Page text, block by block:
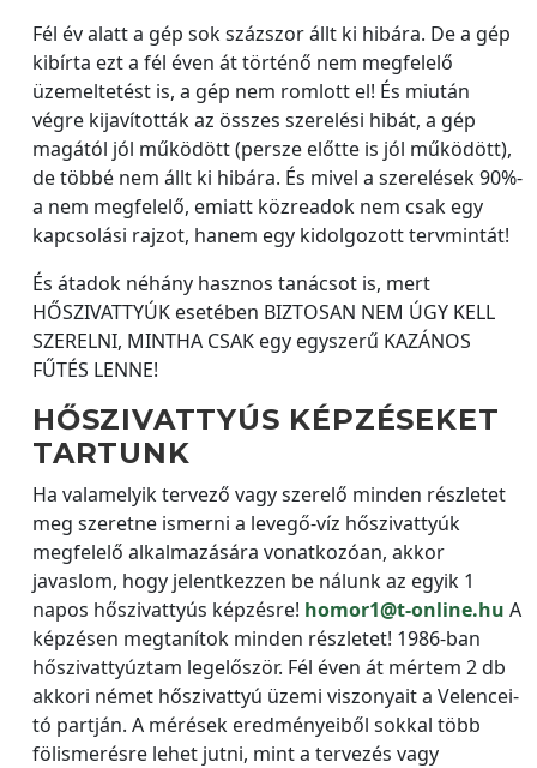
Fél év alatt a gép sok százszor állt ki hibára. De a gép
kibírta ezt a fél éven át történő nem megfelelő
üzemeltetést is, a gép nem romlott el! És miután
végre kijavították az összes szerelési hibát, a gép
magától jól működött (persze előtte is jól működött),
de többé nem állt ki hibára. És mivel a szerelések 90%-
a nem megfelelő, emiatt közreadok nem csak egy
kapcsolási rajzot, hanem egy kidolgozott tervmintát!
És átadok néhány hasznos tanácsot is, mert
HŐSZIVATTYÚK esetében BIZTOSAN NEM ÚGY KELL
SZERELNI, MINTHA CSAK egy egyszerű KAZÁNOS
FŰTÉS LENNE!
HŐSZIVATTYÚS KÉPZÉSEKET
TARTUNK
Ha valamelyik tervező vagy szerelő minden részletet
meg szeretne ismerni a levegő-víz hőszivattyúk
megfelelő alkalmazására vonatkozóan, akkor
javaslom, hogy jelentkezzen be nálunk az egyik 1
napos hőszivattyús képzésre! homor1@t-online.hu A
képzésen megtanítok minden részletet! 1986-ban
hőszivattyúztam legelőször. Fél éven át mértem 2 db
akkori német hőszivattyú üzemi viszonyait a Velencei-
tó partján. A mérések eredményeiből sokkal több
fölismerésre lehet jutni, mint a tervezés vagy